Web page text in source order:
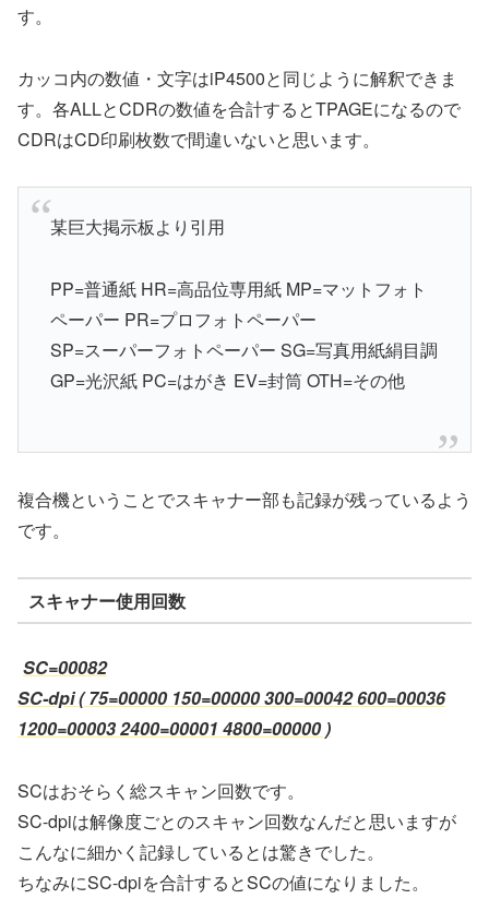
す。
カッコ内の数値・文字はiP4500と同じように解釈できま
す。各ALLとCDRの数値を合計するとTPAGEになるので
CDRはCD印刷枚数で間違いないと思います。
某巨大掲示板より引用
PP=普通紙 HR=高品位専用紙 MP=マットフォト
ペーパー PR=プロフォトペーパー
SP=スーパーフォトペーパー SG=写真用紙絹目調
GP=光沢紙 PC=はがき EV=封筒 OTH=その他
複合機ということでスキャナー部も記録が残っているよう
です。
スキャナー使用回数
SC=00082
SC-dpi ( 75=00000 150=00000 300=00042 600=00036
1200=00003 2400=00001 4800=00000 )
SCはおそらく総スキャン回数です。
SC-dpiは解像度ごとのスキャン回数なんだと思いますが
こんなに細かく記録しているとは驚きでした。
ちなみにSC-dpiを合計するとSCの値になりました。